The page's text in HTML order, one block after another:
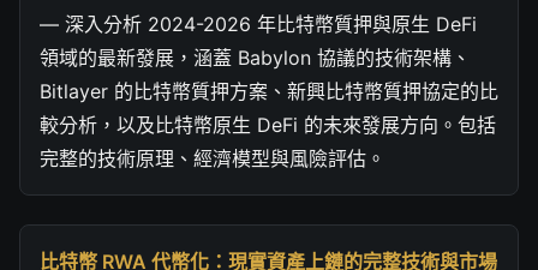
— 深入分析 2024-2026 年比特幣質押與原生 DeFi
領域的最新發展，涵蓋 Babylon 協議的技術架構、
Bitlayer 的比特幣質押方案、新興比特幣質押協定的比
較分析，以及比特幣原生 DeFi 的未來發展方向。包括
完整的技術原理、經濟模型與風險評估。
比特幣 RWA 代幣化：現實資產上鏈的完整技術與市場